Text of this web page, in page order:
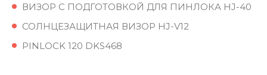
ВИЗОР С ПОДГОТОВКОЙ ДЛЯ ПИНЛОКА HJ-40
СОЛНЦЕЗАЩИТНАЯ ВИЗОР HJ-V12
PINLOCK 120 DKS468